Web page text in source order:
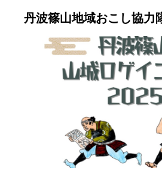
丹波篠山地域おこし協力